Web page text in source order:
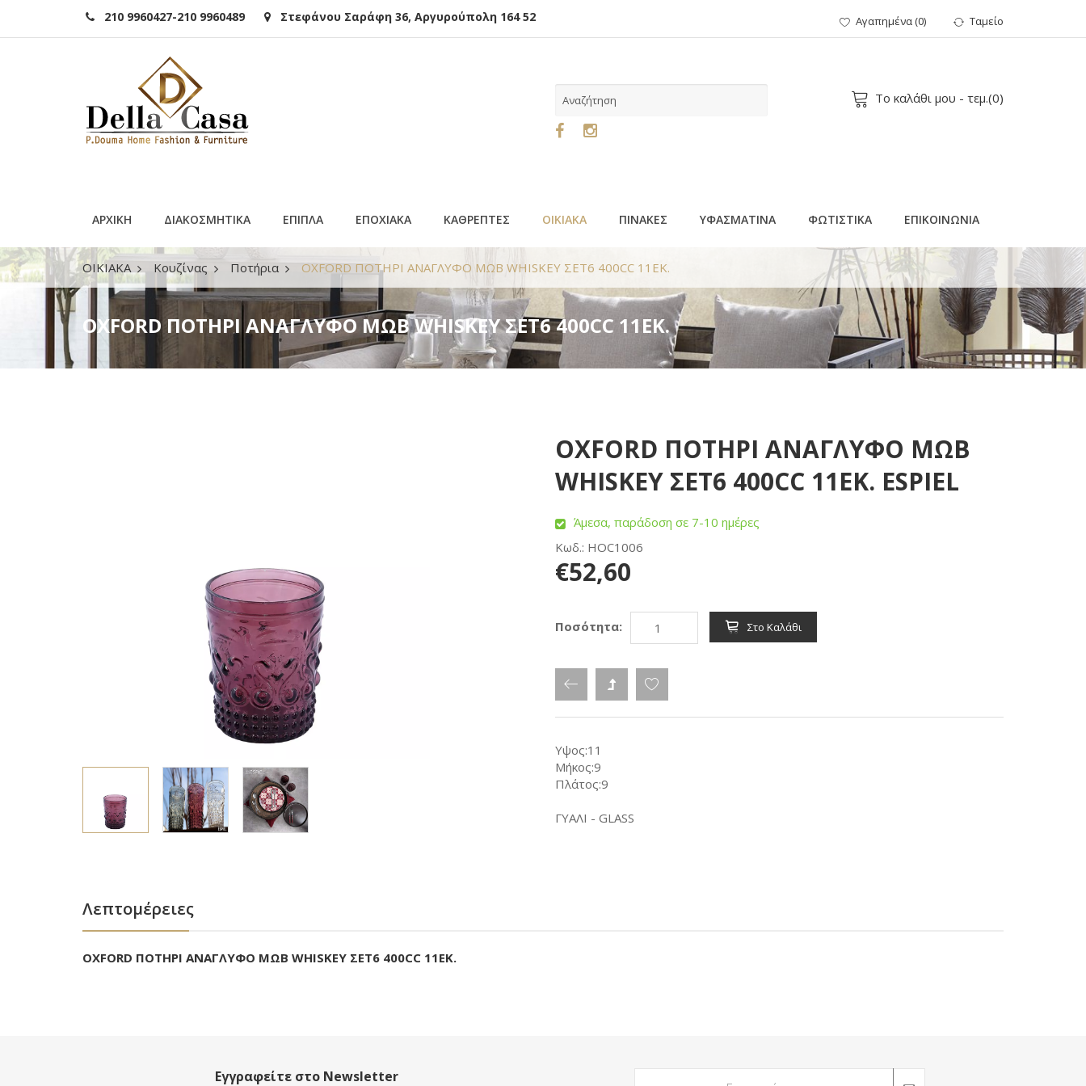
210 9960427-210 9960489 Στεφάνου Σαράφη 36, Αργυρούπολη 164 52 Αγαπημένα(0) Ταμείο
Το καλάθι μου - τεμ.(0)
ΑΡΧΙΚΗ ΔΙΑΚΟΣΜΗΤΙΚΑ ΕΠΙΠΛΑ ΕΠΟΧΙΑΚΑ ΚΑΘΡΕΠΤΕΣ ΟΙΚΙΑΚΑ ΠΙΝΑΚΕΣ ΥΦΑΣΜΑΤΙΝΑ ΦΩΤΙΣΤΙΚΑ ΕΠΙΚΟΙΝΩΝΙΑ
ΟΙΚΙΑΚΑ Κουζίνας Ποτήρια OXFORD ΠΟΤΗΡΙ ΑΝΑΓΛΥΦΟ ΜΩΒ WHISKEY ΣΕΤ6 400CC 11ΕΚ.
OXFORD ΠΟΤΗΡΙ ΑΝΑΓΛΥΦΟ ΜΩΒ WHISKEY ΣΕΤ6 400CC 11ΕΚ.
OXFORD ΠΟΤΗΡΙ ΑΝΑΓΛΥΦΟ ΜΩΒ
WHISKEY ΣΕΤ6 400CC 11ΕΚ. ESPIEL
Άμεσα, παράδοση σε 7-10 ημέρες
Κωδ.: HOC1006
€52,60
Ποσότητα: Στο Καλάθι
Υψος:11
Μήκος:9
Πλάτος:9
ΓΥΑΛΙ - GLASS
Λεπτομέρειες
OXFORD ΠΟΤΗΡΙ ΑΝΑΓΛΥΦΟ ΜΩΒ WHISKEY ΣΕΤ6 400CC 11ΕΚ.
Εγγραφείτε στο Newsletter